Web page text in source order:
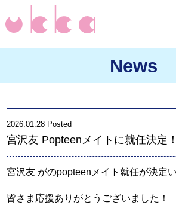
News
2026.01.28 Posted
宮沢友 Popteenメイトに就任決定！
宮沢友 がのpopteenメイト就任が決定
皆さま応援ありがとうございました！